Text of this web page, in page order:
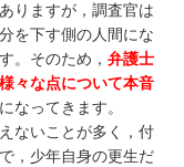
りますが，調査官は
を下す側の人間にな
。そのため， 弁護士
々な点について本音
になってきます。
ないことが多く，付
，少年自身の更生だ